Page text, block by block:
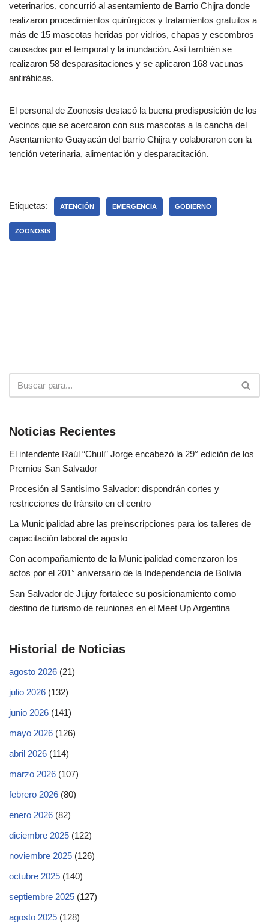
veterinarios, concurrió al asentamiento de Barrio Chijra donde
realizaron procedimientos quirúrgicos y tratamientos gratuitos a
más de 15 mascotas heridas por vidrios, chapas y escombros
causados por el temporal y la inundación. Así también se
realizaron 58 desparasitaciones y se aplicaron 168 vacunas
antirábicas.
El personal de Zoonosis destacó la buena predisposición de los
vecinos que se acercaron con sus mascotas a la cancha del
Asentamiento Guayacán del barrio Chijra y colaboraron con la
tención veterinaria, alimentación y desparacitación.
Etiquetas: ATENCIÓN EMERGENCIA GOBIERNO
ZOONOSIS
Noticias Recientes
El intendente Raúl “Chuli” Jorge encabezó la 29° edición de los
Premios San Salvador
Procesión al Santísimo Salvador: dispondrán cortes y
restricciones de tránsito en el centro
La Municipalidad abre las preinscripciones para los talleres de
capacitación laboral de agosto
Con acompañamiento de la Municipalidad comenzaron los
actos por el 201° aniversario de la Independencia de Bolivia
San Salvador de Jujuy fortalece su posicionamiento como
destino de turismo de reuniones en el Meet Up Argentina
Historial de Noticias
agosto 2026 (21)
julio 2026 (132)
junio 2026 (141)
mayo 2026 (126)
abril 2026 (114)
marzo 2026 (107)
febrero 2026 (80)
enero 2026 (82)
diciembre 2025 (122)
noviembre 2025 (126)
octubre 2025 (140)
septiembre 2025 (127)
agosto 2025 (128)